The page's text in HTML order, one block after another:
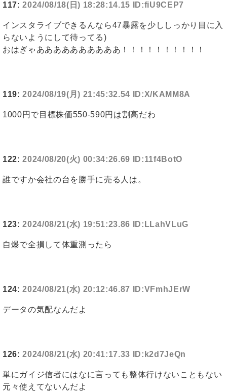
117:2024/08/18(日) 18:28:14.15 ID:fiU9CEP7
インスタライブできるんなら47暴露を少ししっかり目に入
らないようにして待ってる)
おはぎゃああああああああああ！！！！！！！！！！
119:2024/08/19(月) 21:45:32.54 ID:X/KAMM8A
1000円で目標株価550-590円は割高だわ
122:2024/08/20(火) 00:34:26.69 ID:11f4BotO
誰ですか会社の台を勝手に売る人は。
123:2024/08/21(水) 19:51:23.86 ID:LLahVLuG
自爆で全損して体重測ったら
124:2024/08/21(水) 20:12:46.87 ID:VFmhJErW
データの気配なんだよ
126:2024/08/21(水) 20:41:17.33 ID:k2d7JeQn
単にガイジ信者にはなに言っても整体行けないこともない
元々使えてないんだよ